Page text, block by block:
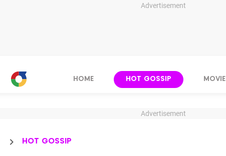
Advertisement
HOME HOT GOSSIP MOVIE
Advertisement
HOT GOSSIP